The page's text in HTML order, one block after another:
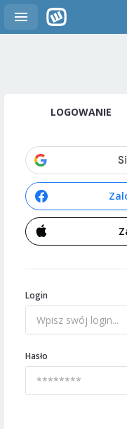
LOGOWANIE
Login
Hasło